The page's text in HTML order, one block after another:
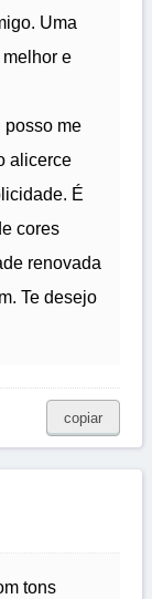
Uma
e
posso me
alicerce
É
cores
renovada
Te desejo
copiar
tons